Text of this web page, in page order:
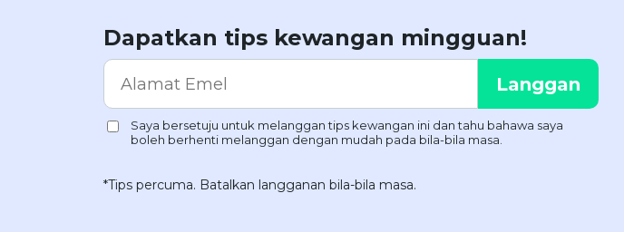
Dapatkan tips kewangan mingguan!
*Tips percuma. Batalkan langganan bila-bila masa.